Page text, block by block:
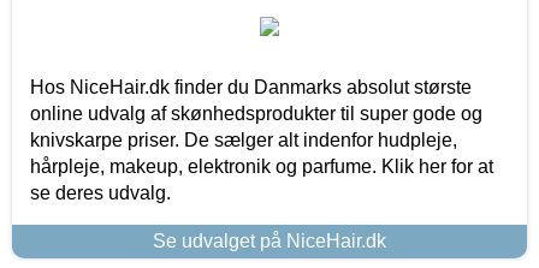
Hos NiceHair.dk finder du Danmarks absolut største
online udvalg af skønhedsprodukter til super gode og
knivskarpe priser. De sælger alt indenfor hudpleje,
hårpleje, makeup, elektronik og parfume. Klik her for at
se deres udvalg.
Se udvalget på NiceHair.dk